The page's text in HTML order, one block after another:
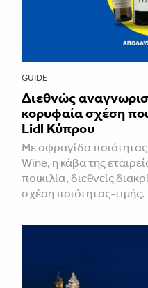
GUIDE
Διεθνώς
κορυφαία σχέση
Lidl Κύπρου
Με σφραγίδα
Wine, η κάβα της
ποικιλία, διεθνείς
σχέση ποιότητας-τιμής.